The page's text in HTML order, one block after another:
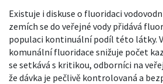
Existuje i diskuse o fluoridaci
zemích se do veřejné vody přidává
populaci kontinuální podíl této látky.
komunální fluoridace snižuje počet
se setkává s kritikou, odborníci na
že dávka je pečlivě kontrolovaná a